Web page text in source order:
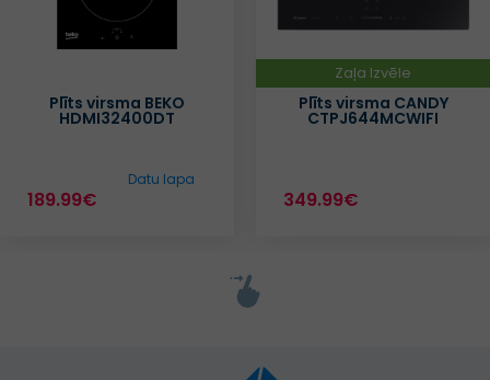
Plīts virsma BEKO
HDMI32400DT
189.99€
Datu lapa
Zaļa Izvēle
Plīts virsma CANDY
CTPJ644MCWIFI
349.99€